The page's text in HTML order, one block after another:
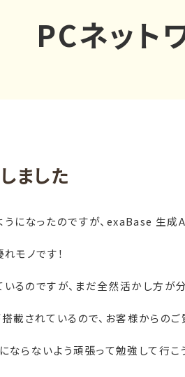
PCネット
ました
になったのですが、 exaBase 生成
モノです！
るのですが、まだ全然活かし方が
載されているので、お客様からの
ならないよう頑張って勉強して行こ